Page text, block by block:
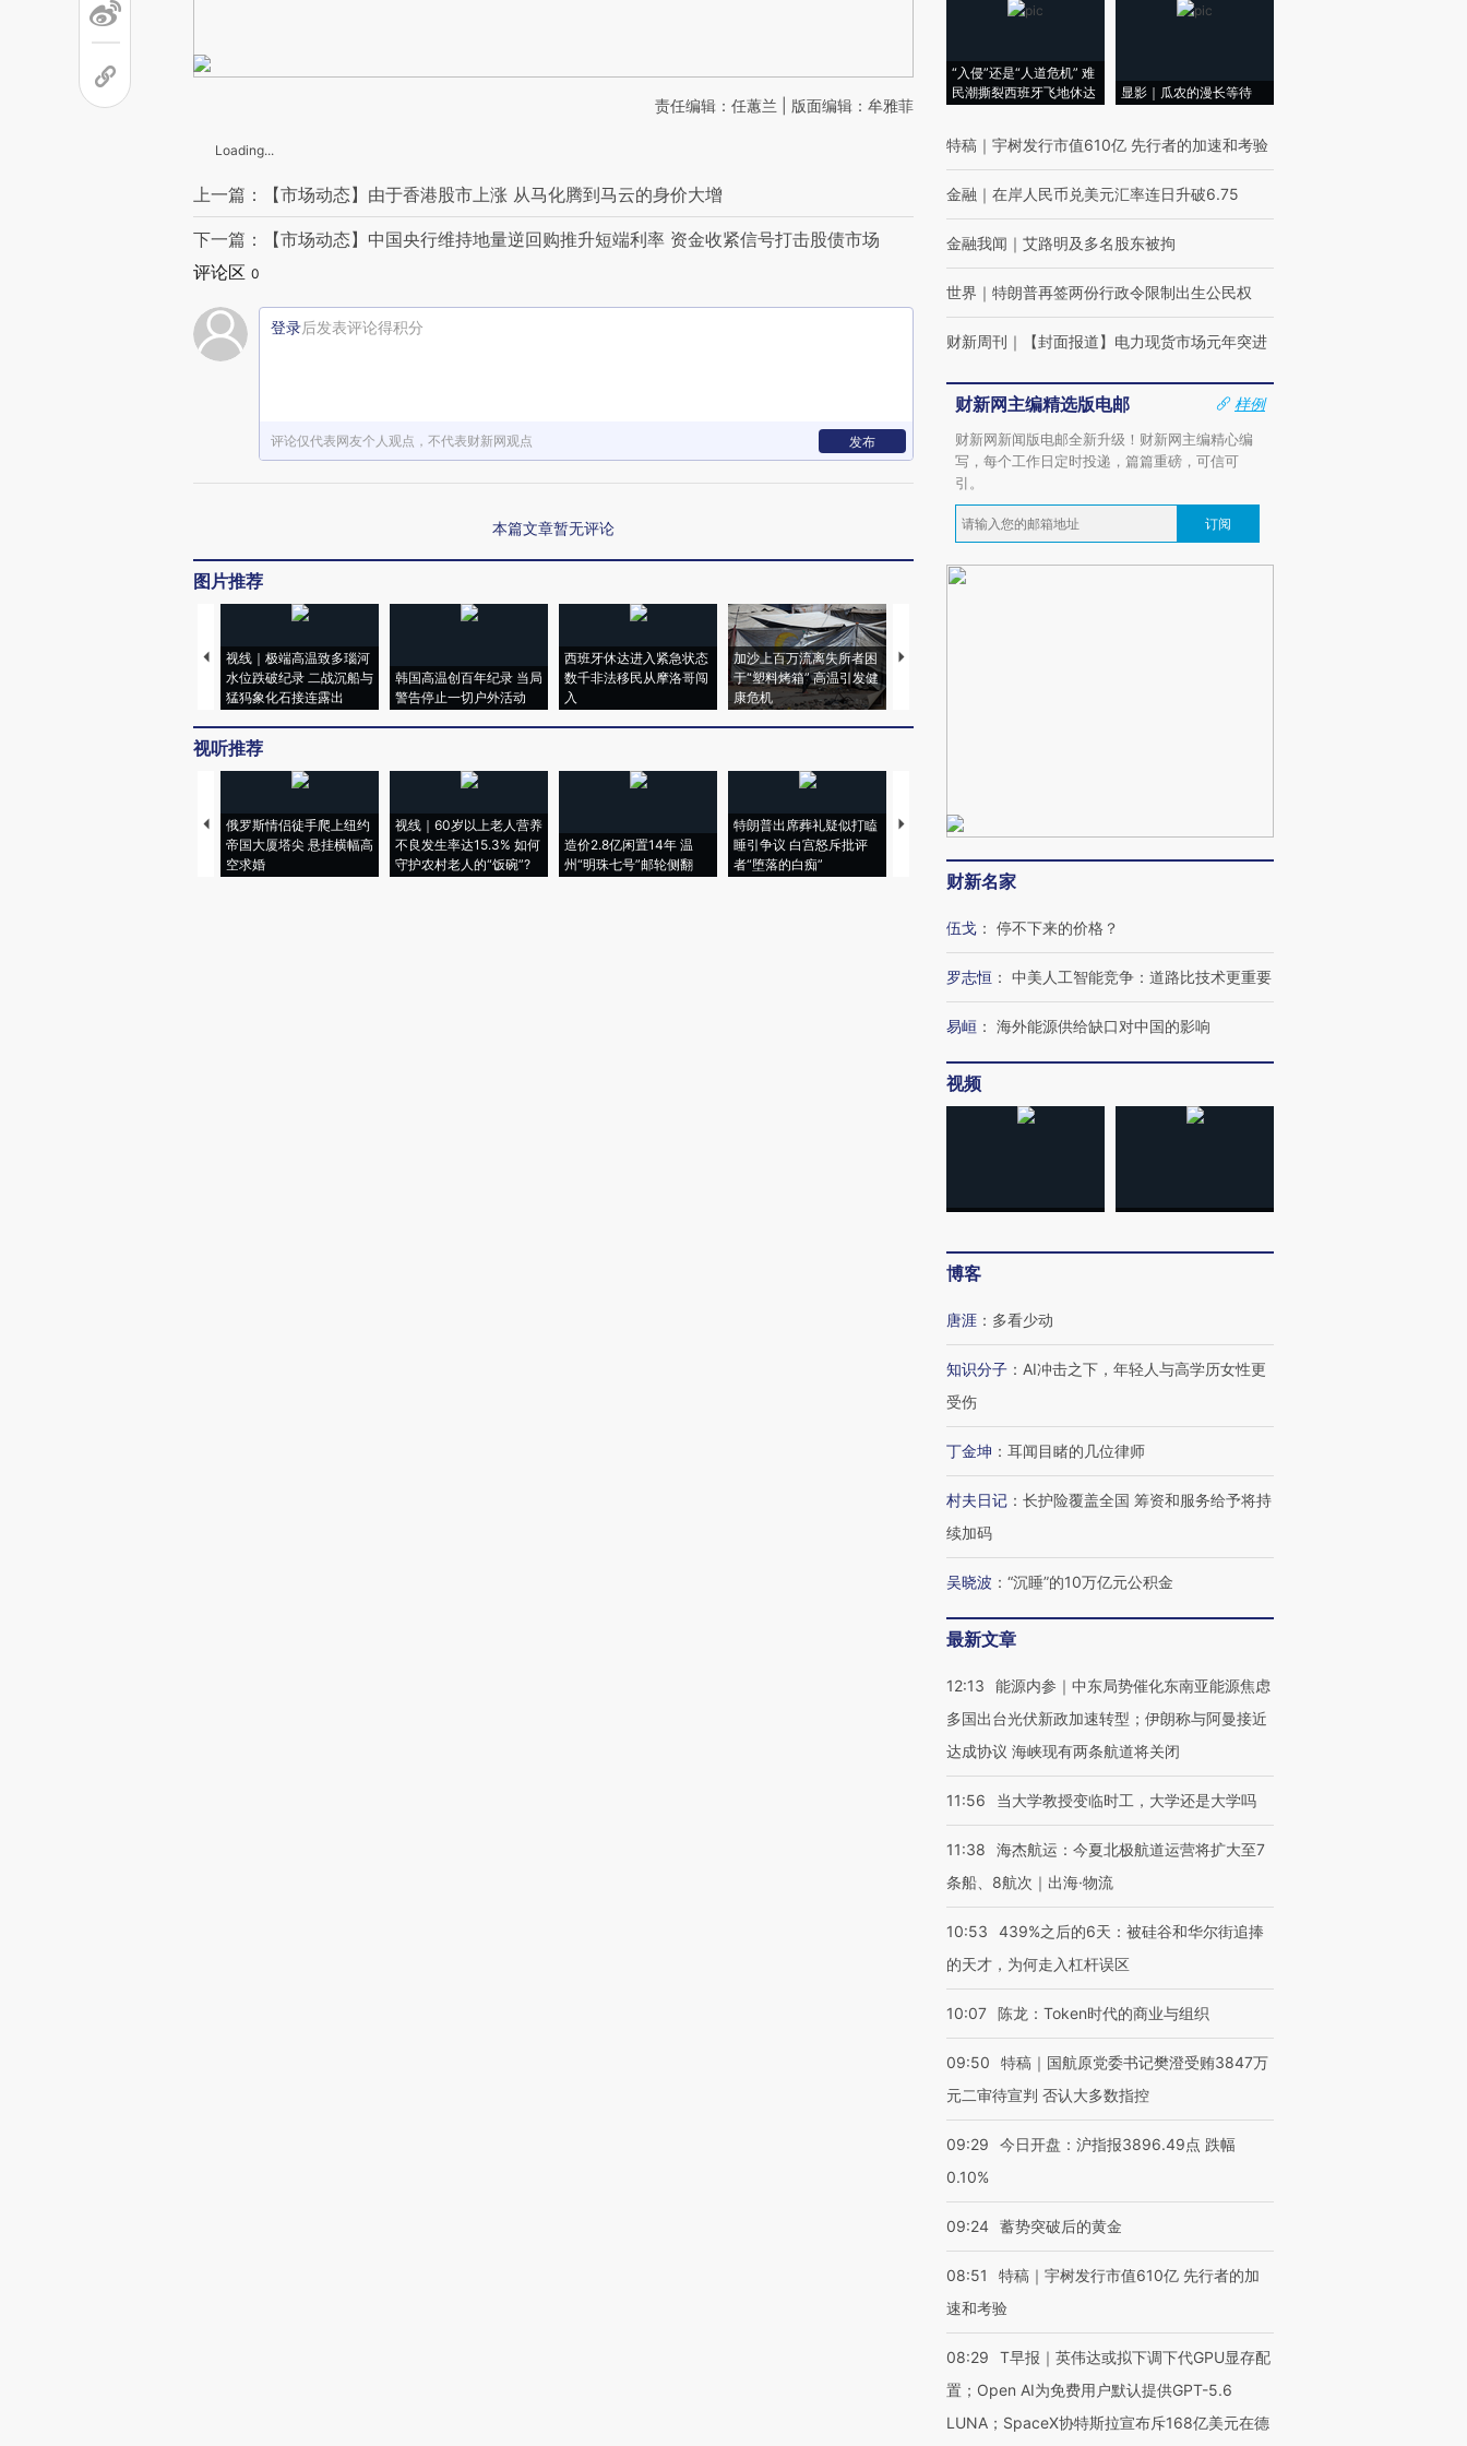
责任编辑：任蕙兰 | 版面编辑：牟雅菲
Loading...
上一篇：【市场动态】由于香港股市上涨 从马化腾到马云的身价大增
下一篇：【市场动态】中国央行维持地量逆回购推升短端利率 资金收紧信号打击股债市场
评论区 0
登录后发表评论得积分
评论仅代表网友个人观点，不代表财新网观点 发布
本篇文章暂无评论
图片推荐
视线｜极端高温致多瑙河
水位跌破纪录 二战沉船与
猛犸象化石接连露出
韩国高温创百年纪录 当局
警告停止一切户外活动
西班牙休达进入紧急状态
数千非法移民从摩洛哥闯
入
加沙上百万流离失所者困
于“塑料烤箱” 高温引发健
康危机
视线｜HYROX的吸金
视听推荐
俄罗斯情侣徒手爬上纽约
帝国大厦塔尖 悬挂横幅高
空求婚
视线｜60岁以上老人营养
不良发生率达15.3% 如何
守护农村老人的“饭碗”?
造价2.8亿闲置14年 温
州“明珠七号”邮轮侧翻
特朗普出席葬礼疑似打瞌
睡引争议 白宫怒斥批评
者“堕落的白痴”
视线｜全球最热百城独占
阿根廷3-0阿尔及利亚
兹奖得主的“非天才”拼图
“入侵”还是“人道危机” 难
民潮撕裂西班牙飞地休达
显影｜瓜农的漫长等待
特稿 ｜ 宇树发行市值610亿 先行者的加速和考验
金融 ｜ 在岸人民币兑美元汇率连日升破6.75
金融我闻 ｜ 艾路明及多名股东被拘
世界 ｜ 特朗普再签两份行政令限制出生公民权
财新周刊 ｜ 【封面报道】电力现货市场元年突进
财新网主编精选版电邮
样例
财新网新闻版电邮全新升级！财新网主编精心编
写，每个工作日定时投递，篇篇重磅，可信可
引。
订阅
财新名家
伍戈 ： 停不下来的价格？
罗志恒 ： 中美人工智能竞争：道路比技术更重要
易峘 ： 海外能源供给缺口对中国的影响
视频
博客
唐涯 ： 多看少动
知识分子 ： AI冲击之下，年轻人与高学历女性更
受伤
丁金坤 ： 耳闻目睹的几位律师
村夫日记 ： 长护险覆盖全国 筹资和服务给予将持
续加码
吴晓波 ： “沉睡”的10万亿元公积金
最新文章
12:13
能源内参｜中东局势催化东南亚能源焦虑
多国出台光伏新政加速转型；伊朗称与阿曼接近
达成协议 海峡现有两条航道将关闭
11:56 当大学教授变临时工，大学还是大学吗
11:38
海杰航运：今夏北极航道运营将扩大至7
条船、8航次｜出海·物流
10:53
439%之后的6天：被硅谷和华尔街追捧
的天才，为何走入杠杆误区
10:07 陈龙：Token时代的商业与组织
09:50
特稿｜国航原党委书记樊澄受贿3847万
元二审待宣判 否认大多数指控
09:29
今日开盘：沪指报3896.49点 跌幅
0.10%
09:24 蓄势突破后的黄金
08:51
特稿｜宇树发行市值610亿 先行者的加
速和考验
08:29
T早报｜英伟达或拟下调下代GPU显存配
置；Open AI为免费用户默认提供GPT-5.6
LUNA；SpaceX协特斯拉宣布斥168亿美元在德